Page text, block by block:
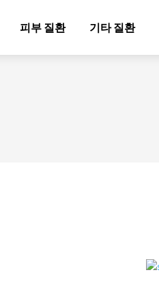
피부 질환 기타 질환